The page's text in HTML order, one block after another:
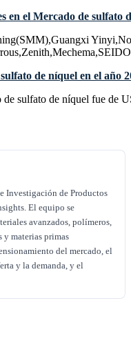
en el Mercado de sulfato
de níquel en el año
sulfato de níquel fue de
Investigación de Productos
El equipo se
avanzados, polímeros,
y materias primas
del mercado, el
y la demanda, y el